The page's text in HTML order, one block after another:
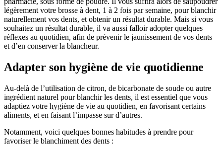
légèrement votre brosse à dent, 1 à 2 fois par semaine, pour blanchir
naturellement vos dents, et obtenir un résultat durable. Mais si vous
souhaitez un résultat durable, il va aussi falloir adopter quelques
réflexes au quotidien, afin de prévenir le jaunissement de vos dents
et d’en conserver la blancheur.
Adapter son hygiène de vie quotidienne
Au-delà de l’utilisation de citron, de bicarbonate de soude ou autre
ingrédient naturel pour blanchir les dents, il est essentiel que vous
adaptiez votre hygiène de vie au quotidien, en favorisant certains
aliments, et en faisant l’impasse sur d’autres.
Notamment, voici quelques bonnes habitudes à prendre pour
favoriser le blanchiment des dents :